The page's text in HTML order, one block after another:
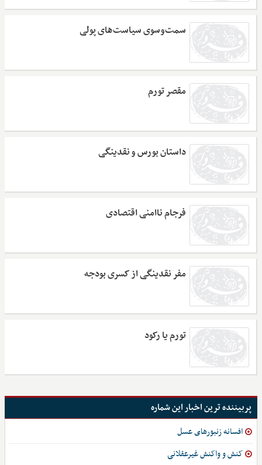
سمت‌وسوی سیاست‌های پولی
مقصر تورم
داستان بورس و نقدینگی
فرجام ناامنی اقتصادی
مفر نقدینگی از کسری بودجه
تورم یا رکود
پربیننده ترین اخبار این شماره
افسانه زنبورهای عسل
کنش و واکنش غیرعقلانی